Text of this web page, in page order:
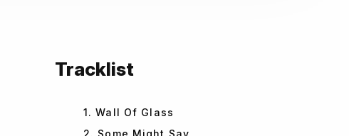
Tracklist
1. Wall Of Glass